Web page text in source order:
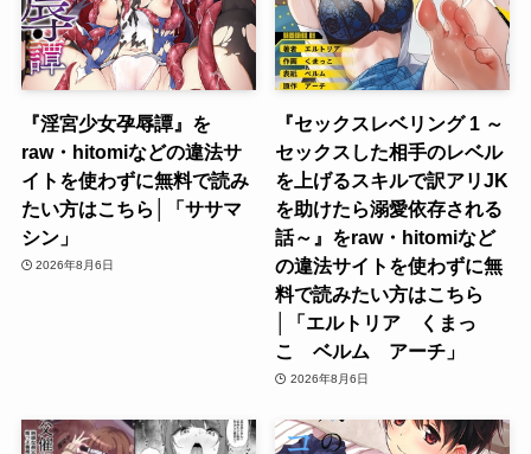
『淫宮少女孕辱譚』を
raw・hitomiなどの違法サ
イトを使わずに無料で読み
たい方はこちら│「ササマ
シン」
2026年8月6日
『セックスレベリング 1 ～
セックスした相手のレベル
を上げるスキルで訳アリJK
を助けたら溺愛依存される
話～』をraw・hitomiなど
の違法サイトを使わずに無
料で読みたい方はこちら
│「エルトリア くまっ
こ ベルム アーチ」
2026年8月6日